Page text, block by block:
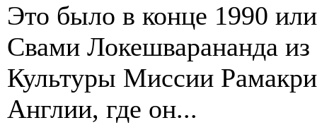
Это было в конце 1990
Свами Локешварананда из
Культуры Миссии
Англии, где он...